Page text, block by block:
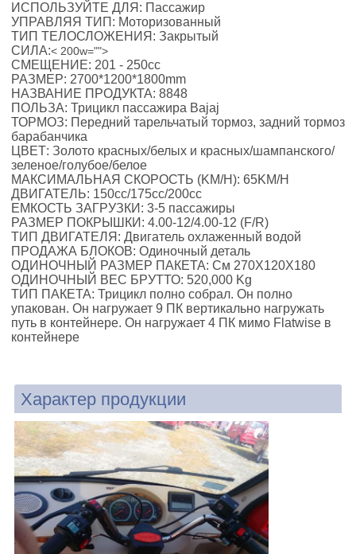
ИСПОЛЬЗУЙТЕ ДЛЯ: Пассажир
УПРАВЛЯЯ ТИП: Моторизованный
ТИП ТЕЛОСЛОЖЕНИЯ: Закрытый
СИЛА:< 200w="">
СМЕЩЕНИЕ: 201 - 250cc
РАЗМЕР: 2700*1200*1800mm
НАЗВАНИЕ ПРОДУКТА: 8848
ПОЛЬЗА: Трицикл пассажира Bajaj
ТОРМОЗ: Передний тарельчатый тормоз, задний тормоз
барабанчика
ЦВЕТ: Золото красных/белых и красных/шампанского/
зеленое/голубое/белое
МАКСИМАЛЬНАЯ СКОРОСТЬ (KM/H): 65KM/H
ДВИГАТЕЛЬ: 150cc/175cc/200cc
ЕМКОСТЬ ЗАГРУЗКИ: 3-5 пассажиры
РАЗМЕР ПОКРЫШКИ: 4.00-12/4.00-12 (F/R)
ТИП ДВИГАТЕЛЯ: Двигатель охлаженный водой
ПРОДАЖА БЛОКОВ: Одиночный деталь
ОДИНОЧНЫЙ РАЗМЕР ПАКЕТА: См 270X120X180
ОДИНОЧНЫЙ ВЕС БРУТТО: 520,000 Kg
ТИП ПАКЕТА: Трицикл полно собрал. Он полно
упакован. Он нагружает 9 ПК вертикально нагружать
путь в контейнере. Он нагружает 4 ПК мимо Flatwise в
контейнере
Характер продукции